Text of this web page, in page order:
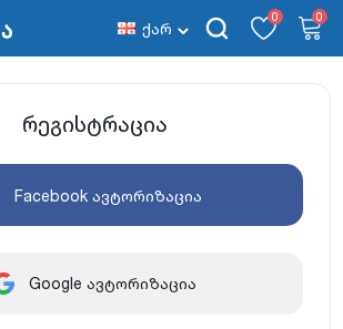
ქარ
0 0
რეგისტრაცია
Facebook ავტორიზაცია
Google ავტორიზაცია